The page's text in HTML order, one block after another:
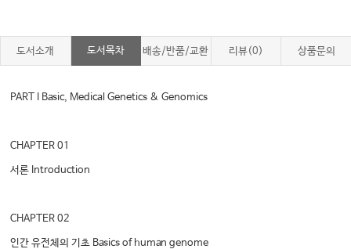
도서소개 도서목차 배송/반품/교환 리뷰(0) 상품문의
PART I Basic, Medical Genetics & Genomics
CHAPTER 01
서론 Introduction
CHAPTER 02
인간 유전체의 기초 Basics of human genome